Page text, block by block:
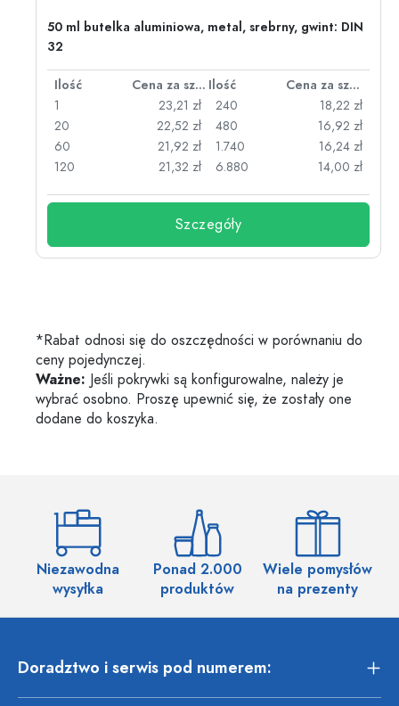
50 ml butelka aluminiowa, metal, srebrny, gwint: DIN
32
Ilość Cena za sztukę Ilość
Cena za sztukę
1
23,21 zł
20
22,52 zł
60
21,92 zł
120
21,32 zł
240
18,22 zł
480
16,92 zł
1.740
16,24 zł
6.880
14,00 zł
Szczegóły
*Rabat odnosi się do oszczędności w porównaniu do
ceny pojedynczej.
Ważne: Jeśli pokrywki są konfigurowalne, należy je
wybrać osobno. Proszę upewnić się, że zostały one
dodane do koszyka.
Niezawodna
wysyłka
Ponad 2.000
produktów
Wiele pomysłów
na prezenty
Doradztwo i serwis pod numerem: